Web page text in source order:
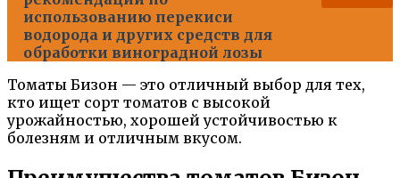
использованию перекиси
водорода и других средств для
обработки виноградной лозы
Томаты Бизон — это отличный выбор для тех,
кто ищет сорт томатов с высокой
урожайностью, хорошей устойчивостью к
болезням и отличным вкусом.